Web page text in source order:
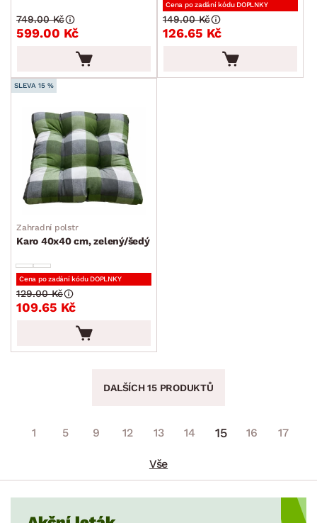
599.00 Kč
749.00 Kč
Cena po zadání kódu DOPLNKY
126.65 Kč
149.00 Kč
SLEVA 15 %
Zahradní polstr
Karo 40x40 cm, zelený/šedý
Cena po zadání kódu DOPLNKY
109.65 Kč
129.00 Kč
DALŠÍCH 15 PRODUKTŮ
1 5 9 12 13 14 15 16 17
Vše